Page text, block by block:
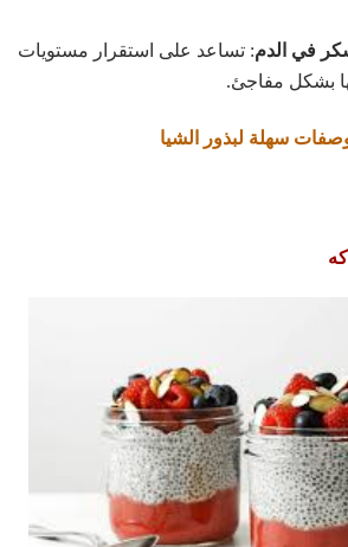
في الدم: تساعد على استقرار مستويات
بشكل مفاجئ.
سهلة لبذور الشيا